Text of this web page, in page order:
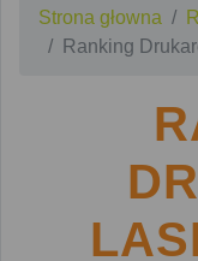
Strona głowna
Ranking